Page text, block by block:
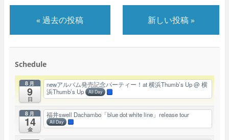
« 過去の投稿 新しい投稿»
Schedule
8月
9
日
newアルバム発売記念パーティー！at 横浜Thumb’s Up@ 横
浜Thumb’s Up
All Day
8月
14
金
福井swell Dachambo「blue dot white line」release tour
All Day